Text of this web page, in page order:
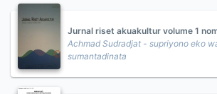
Jurnal riset akuakultur volume 1
Achmad Sudradjat - supriyono eko
sumantadinata